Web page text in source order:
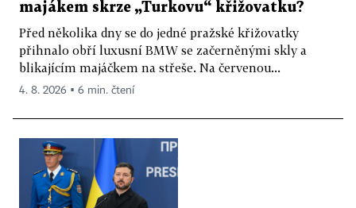
majákem skrze „Turkovu“ křižovatku?
Před několika dny se do jedné pražské křižovatky
přihnalo obří luxusní BMW se začerněnými skly a
blikajícím majáčkem na střeše. Na červenou...
4. 8. 2026 ▪ 6 min. čtení